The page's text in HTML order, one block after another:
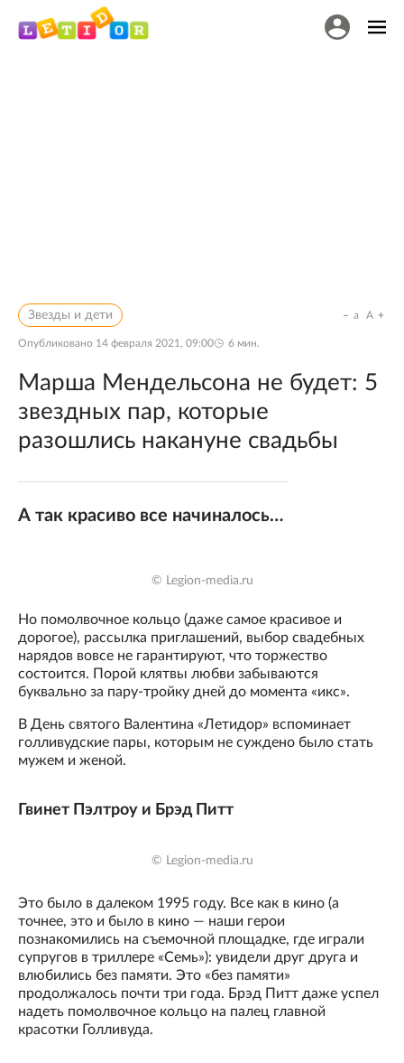
Звезды и дети
Опубликовано 14 февраля 2021, 09:00 6 мин.
a A
Марша Мендельсона не будет: 5
звездных пар, которые
разошлись накануне свадьбы
А так красиво все начиналось…
© Legion-media.ru
Но помолвочное кольцо (даже самое красивое и
дорогое), рассылка приглашений, выбор свадебных
нарядов вовсе не гарантируют, что торжество
состоится. Порой клятвы любви забываются
буквально за пару-тройку дней до момента «икс».
В День святого Валентина «Летидор» вспоминает
голливудские пары, которым не суждено было стать
мужем и женой.
Гвинет Пэлтроу и Брэд Питт
© Legion-media.ru
Это было в далеком 1995 году. Все как в кино (а
точнее, это и было в кино — наши герои
познакомились на съемочной площадке, где играли
супругов в триллере «Семь»): увидели друг друга и
влюбились без памяти. Это «без памяти»
продолжалось почти три года. Брэд Питт даже успел
надеть помолвочное кольцо на палец главной
красотки Голливуда.